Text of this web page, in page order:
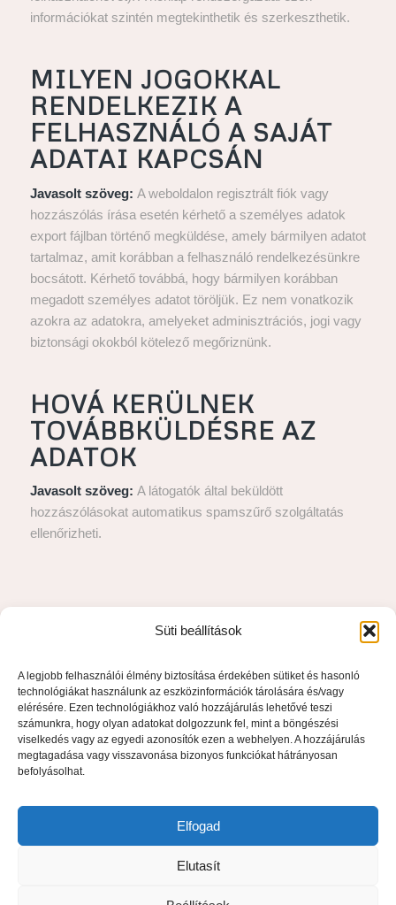
Süti beállítások
A legjobb felhasználói élmény biztosítása érdekében sütiket és hasonló
technológiákat használunk az eszközinformációk tárolására és/vagy
elérésére. Ezen technológiákhoz való hozzájárulás lehetővé teszi
számunkra, hogy olyan adatokat dolgozzunk fel, mint a böngészési
viselkedés vagy az egyedi azonosítók ezen a webhelyen. A hozzájárulás
megtagadása vagy visszavonása bizonyos funkciókat hátrányosan
befolyásolhat.
Elfogad
Elutasít
információkat szintén megtekinthetik és szerkeszthetik.
MILYEN JOGOKKAL
RENDELKEZIK A
FELHASZNÁLÓ A SAJÁT
ADATAI KAPCSÁN
Javasolt szöveg: A weboldalon regisztrált fiók vagy
hozzászólás írása esetén kérhető a személyes adatok
export fájlban történő megküldése, amely bármilyen adatot
tartalmaz, amit korábban a felhasználó rendelkezésünkre
bocsátott. Kérhető továbbá, hogy bármilyen korábban
megadott személyes adatot töröljük. Ez nem vonatkozik
azokra az adatokra, amelyeket adminisztrációs, jogi vagy
biztonsági okokból kötelező megőriznünk.
HOVÁ KERÜLNEK
TOVÁBBKÜLDÉSRE AZ
ADATOK
Javasolt szöveg: A látogatók által beküldött
hozzászólásokat automatikus spamszűrő szolgáltatás
ellenőrizheti.
nálunk minden nap egy ajándék.”